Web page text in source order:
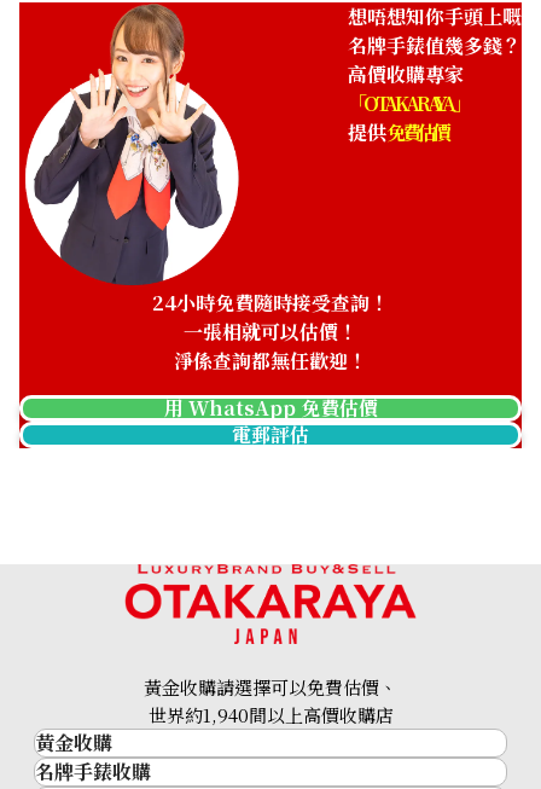
想唔想知你手頭上嘅
名牌手錶值幾多錢？
高價收購專家
「OTAKARAYA」
提供免費估價
24小時免費隨時接受查詢！
一張相就可以估價！
淨係查詢都無任歡迎！
用 WhatsApp 免費估價
電郵評估
黃金收購請選擇可以免費估價、
世界約1,940間以上高價收購店
黃金收購
黃金･金條
名牌手錶收購